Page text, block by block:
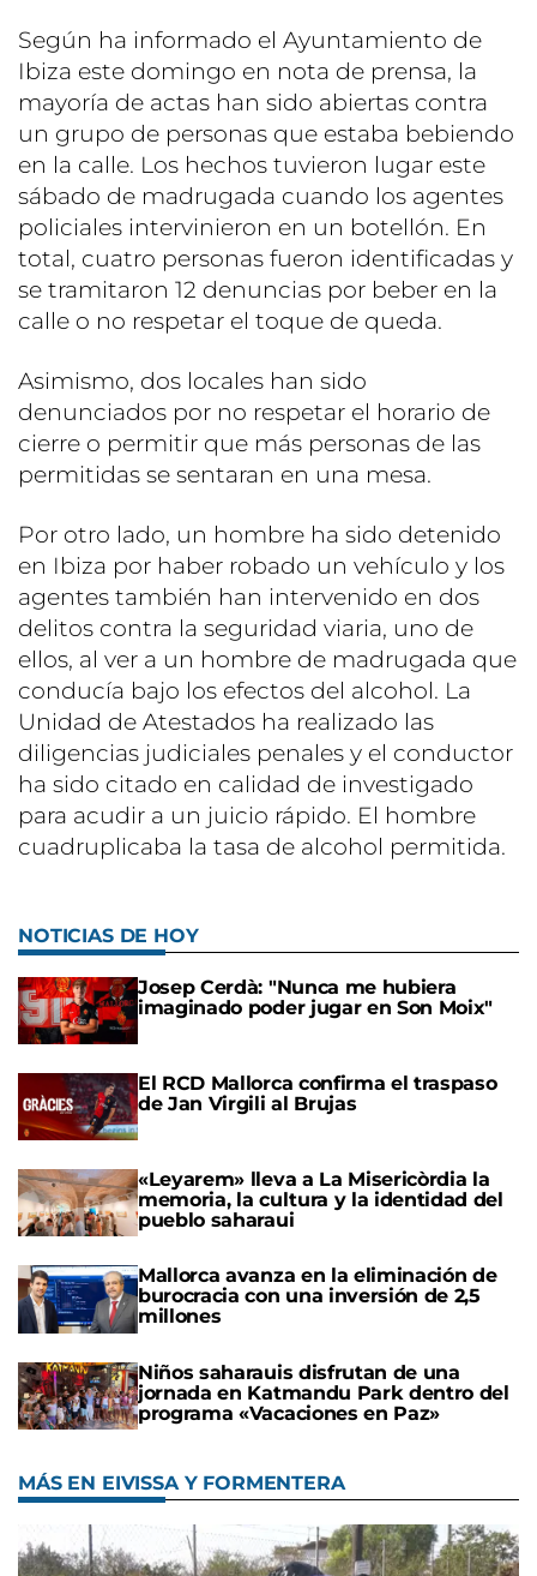
Según ha informado el Ayuntamiento de
Ibiza este domingo en nota de prensa, la
mayoría de actas han sido abiertas contra
un grupo de personas que estaba bebiendo
en la calle. Los hechos tuvieron lugar este
sábado de madrugada cuando los agentes
policiales intervinieron en un botellón. En
total, cuatro personas fueron identificadas y
se tramitaron 12 denuncias por beber en la
calle o no respetar el toque de queda.
Asimismo, dos locales han sido
denunciados por no respetar el horario de
cierre o permitir que más personas de las
permitidas se sentaran en una mesa.
Por otro lado, un hombre ha sido detenido
en Ibiza por haber robado un vehículo y los
agentes también han intervenido en dos
delitos contra la seguridad viaria, uno de
ellos, al ver a un hombre de madrugada que
conducía bajo los efectos del alcohol. La
Unidad de Atestados ha realizado las
diligencias judiciales penales y el conductor
ha sido citado en calidad de investigado
para acudir a un juicio rápido. El hombre
cuadruplicaba la tasa de alcohol permitida.
NOTICIAS DE HOY
Josep Cerdà: "Nunca me hubiera
imaginado poder jugar en Son Moix"
El RCD Mallorca confirma el traspaso
de Jan Virgili al Brujas
«Leyarem» lleva a La Misericòrdia la
memoria, la cultura y la identidad del
pueblo saharaui
Mallorca avanza en la eliminación de
burocracia con una inversión de 2,5
millones
Niños saharauis disfrutan de una
jornada en Katmandu Park dentro del
programa «Vacaciones en Paz»
MÁS EN EIVISSA Y FORMENTERA